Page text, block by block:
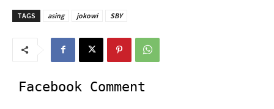
TAGS asing jokowi SBY
Facebook Comment